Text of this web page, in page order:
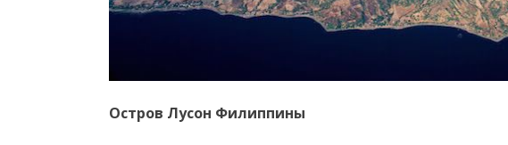
Остров Лусон Филиппины